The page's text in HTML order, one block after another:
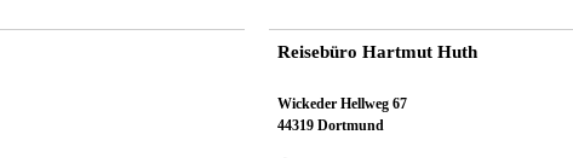
Reisebüro Hartmut Huth
Wickeder Hellweg 67
44319 Dortmund